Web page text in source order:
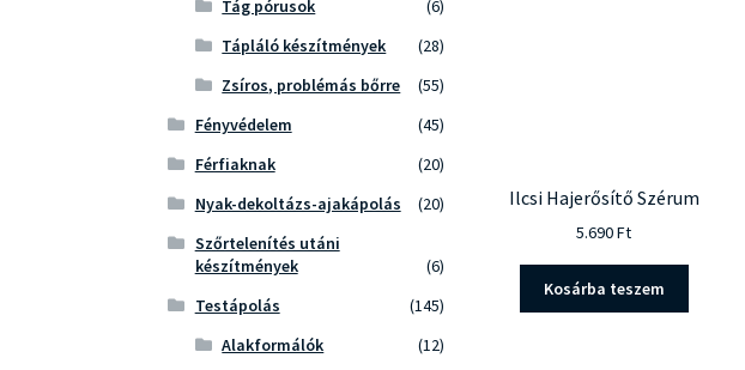
Ilcsi Hajerősítő Szérum
5.690Ft
Kosárba teszem
Tág pórusok
(6)
Tápláló készítmények
(28)
Zsíros, problémás bőrre
(55)
Fényvédelem
(45)
Férfiaknak
(20)
Nyak-dekoltázs-ajakápolás
(20)
Szőrtelenítés utáni
készítmények
(6)
Testápolás
(145)
Alakformálók
(12)